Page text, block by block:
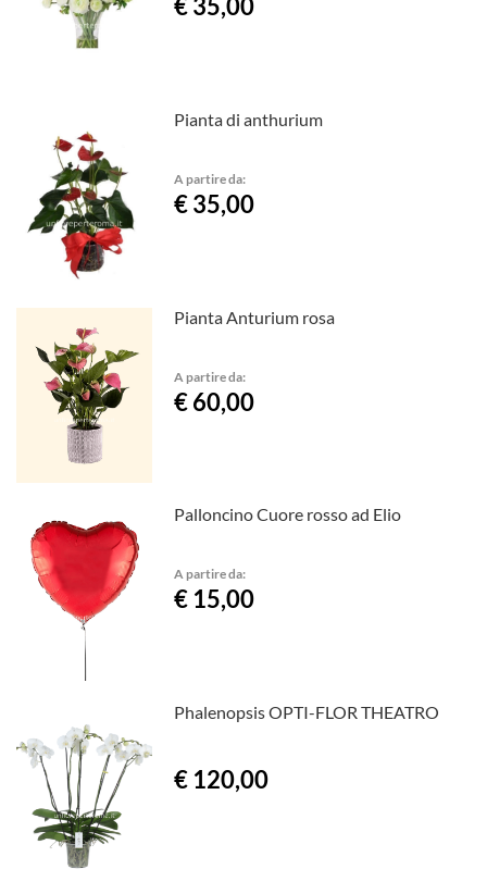
€ 35,00
Pianta di anthurium
A partire da:
€ 35,00
Pianta Anturium rosa
A partire da:
€ 60,00
Palloncino Cuore rosso ad Elio
A partire da:
€ 15,00
Phalenopsis OPTI-FLOR THEATRO
€ 120,00